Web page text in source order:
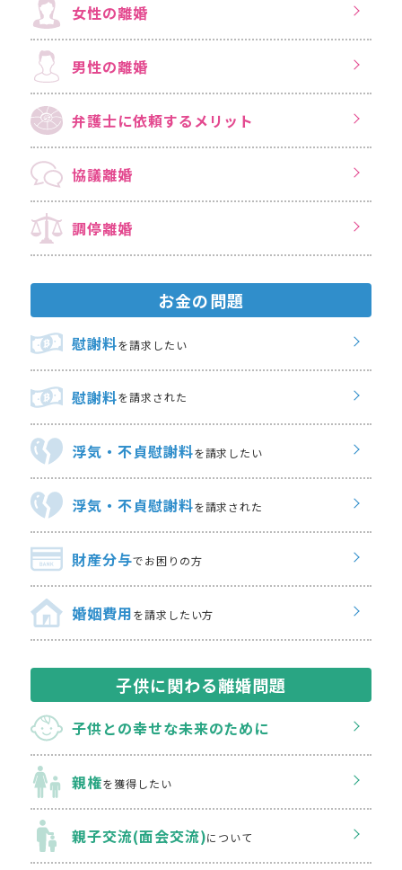
女性の離婚
男性の離婚
弁護士に依頼するメリット
協議離婚
調停離婚
お金の問題
慰謝料を請求したい
慰謝料を請求された
浮気・不貞慰謝料を請求したい
浮気・不貞慰謝料を請求された
財産分与でお困りの方
婚姻費用を請求したい方
子供に関わる離婚問題
子供との幸せな未来のために
親権を獲得したい
親子交流(面会交流)について